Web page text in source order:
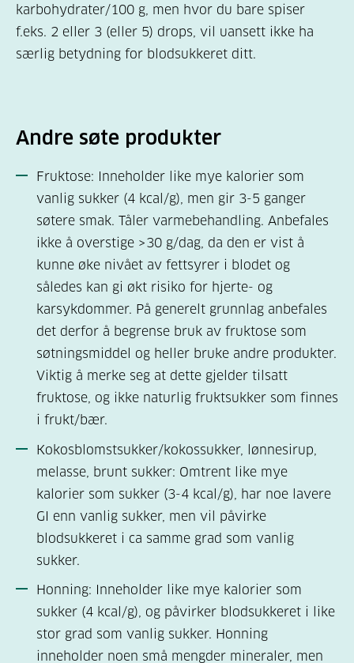
karbohydrater/100 g, men hvor du bare spiser
f.eks. 2 eller 3 (eller 5) drops, vil uansett ikke ha
særlig betydning for blodsukkeret ditt.
Andre søte produkter
Fruktose: Inneholder like mye kalorier som
vanlig sukker (4 kcal/g), men gir 3-5 ganger
søtere smak. Tåler varmebehandling. Anbefales
ikke å overstige >30 g/dag, da den er vist å
kunne øke nivået av fettsyrer i blodet og
således kan gi økt risiko for hjerte- og
karsykdommer. På generelt grunnlag anbefales
det derfor å begrense bruk av fruktose som
søtningsmiddel og heller bruke andre produkter.
Viktig å merke seg at dette gjelder tilsatt
fruktose, og ikke naturlig fruktsukker som finnes
i frukt/bær.
Kokosblomstsukker/kokossukker, lønnesirup,
melasse, brunt sukker: Omtrent like mye
kalorier som sukker (3-4 kcal/g), har noe lavere
GI enn vanlig sukker, men vil påvirke
blodsukkeret i ca samme grad som vanlig
sukker.
Honning: Inneholder like mye kalorier som
sukker (4 kcal/g), og påvirker blodsukkeret i like
stor grad som vanlig sukker. Honning
inneholder noen små mengder mineraler, men